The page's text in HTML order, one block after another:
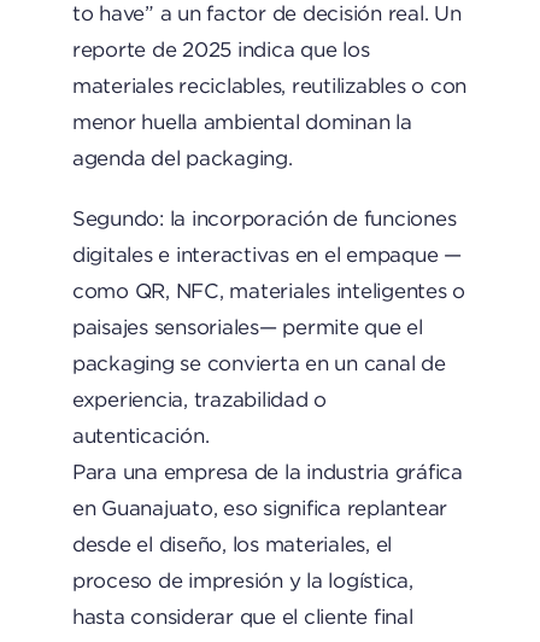
to have” a un factor de decisión real. Un
reporte de 2025 indica que los
materiales reciclables, reutilizables o con
menor huella ambiental dominan la
agenda del packaging.
Segundo: la incorporación de funciones
digitales e interactivas en el empaque —
como QR, NFC, materiales inteligentes o
paisajes sensoriales— permite que el
packaging se convierta en un canal de
experiencia, trazabilidad o
autenticación.
Para una empresa de la industria gráfica
en Guanajuato, eso significa replantear
desde el diseño, los materiales, el
proceso de impresión y la logística,
hasta considerar que el cliente final